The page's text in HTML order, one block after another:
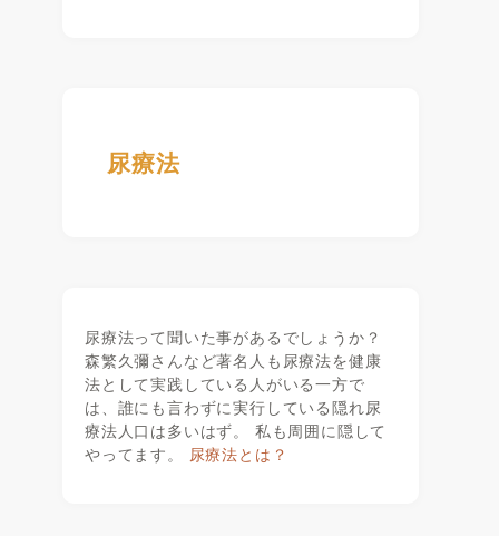
尿療法
尿療法って聞いた事があるでしょうか？
森繁久彌さんなど著名人も尿療法を健康
法として実践している人がいる一方で
は、誰にも言わずに実行している隠れ尿
療法人口は多いはず。 私も周囲に隠して
やってます。
尿療法とは？